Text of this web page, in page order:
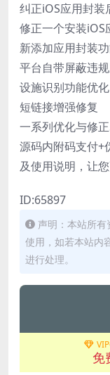
纠正iOS应用封装
修正一个安装
新添加应用封装
平台自带屏蔽违
设施识别功能优化
短链接增强修复
一系列优化与修
源码内附码支付+
及使用说明，让
ID:65897
声明：本站所
使用，如若本站内
进行处理。
免